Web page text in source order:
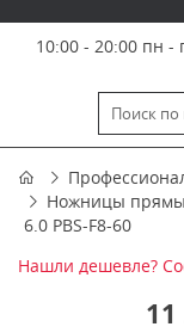
10:00 - 20:00 пн -
Ножницы
6.0 PBS-F8-60
Нашли дешевле?